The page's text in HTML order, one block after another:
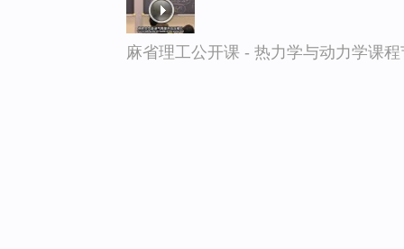
麻省理工公开课 - 热力学与动力学课